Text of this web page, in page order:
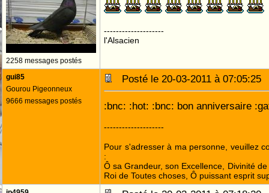
2258 messages postés
--------------------
l'Alsacien
gui85
Gourou Pigeonneux
9666 messages postés
Posté le 20-03-2011 à
:bnc: :hot: :bnc: bon anniversaire
--------------------
Pour s'adresser à ma personne, veuillez
:
Ô sa Grandeur, son Excellence, Divinité
Roi de Toutes choses, Ô puissant esprit